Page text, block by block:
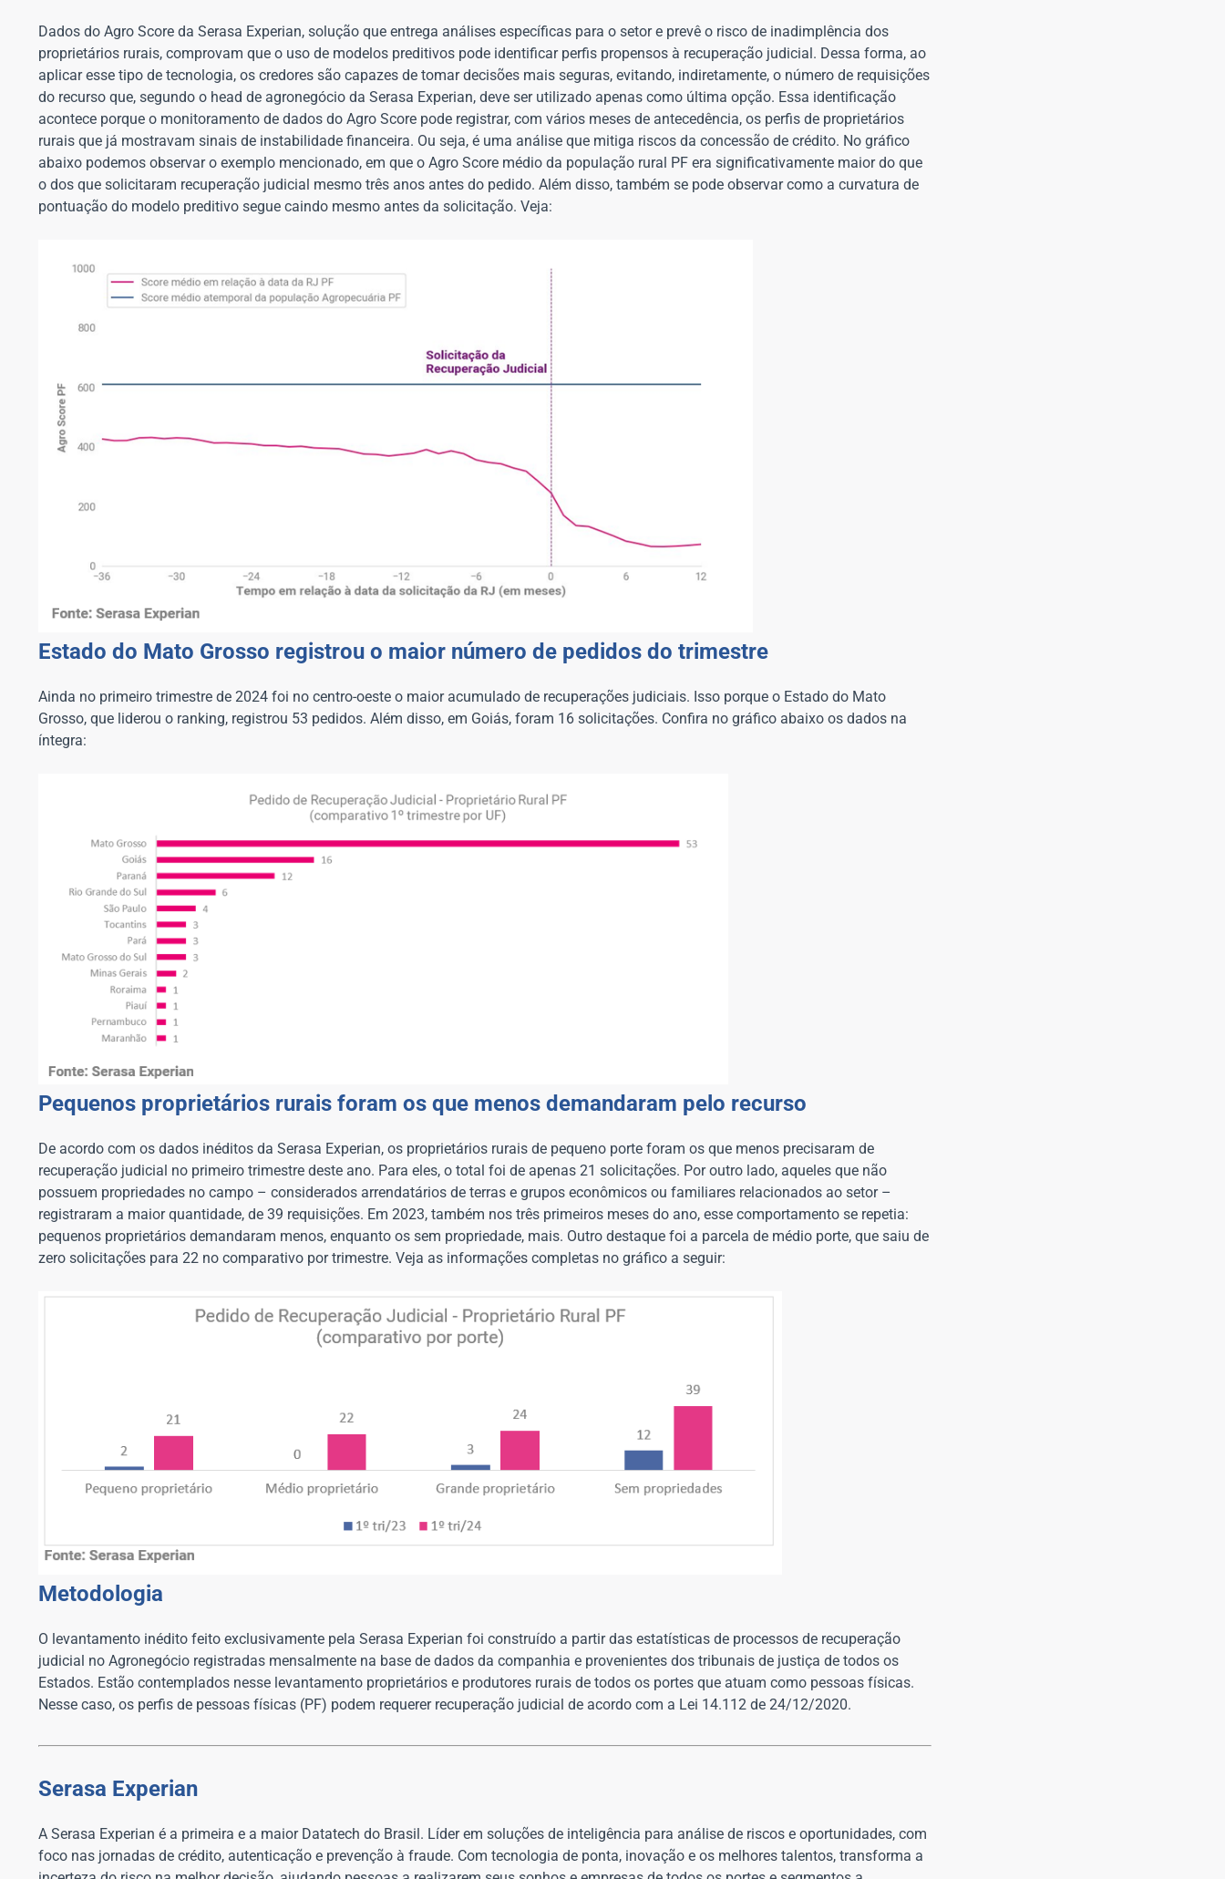
Dados do Agro Score da Serasa Experian, solução que entrega análises específicas para o setor e prevê o risco de inadimplência dos
proprietários rurais, comprovam que o uso de modelos preditivos pode identificar perfis propensos à recuperação judicial. Dessa forma, ao
aplicar esse tipo de tecnologia, os credores são capazes de tomar decisões mais seguras, evitando, indiretamente, o número de requisições
do recurso que, segundo o head de agronegócio da Serasa Experian, deve ser utilizado apenas como última opção. Essa identificação
acontece porque o monitoramento de dados do Agro Score pode registrar, com vários meses de antecedência, os perfis de proprietários
rurais que já mostravam sinais de instabilidade financeira. Ou seja, é uma análise que mitiga riscos da concessão de crédito. No gráfico
abaixo podemos observar o exemplo mencionado, em que o Agro Score médio da população rural PF era significativamente maior do que
o dos que solicitaram recuperação judicial mesmo três anos antes do pedido. Além disso, também se pode observar como a curvatura de
pontuação do modelo preditivo segue caindo mesmo antes da solicitação. Veja:
Estado do Mato Grosso registrou o maior número de pedidos do trimestre
Ainda no primeiro trimestre de 2024 foi no centro-oeste o maior acumulado de recuperações judiciais. Isso porque o Estado do Mato
Grosso, que liderou o ranking, registrou 53 pedidos. Além disso, em Goiás, foram 16 solicitações. Confira no gráfico abaixo os dados na
íntegra:
Pequenos proprietários rurais foram os que menos demandaram pelo recurso
De acordo com os dados inéditos da Serasa Experian, os proprietários rurais de pequeno porte foram os que menos precisaram de
recuperação judicial no primeiro trimestre deste ano. Para eles, o total foi de apenas 21 solicitações. Por outro lado, aqueles que não
possuem propriedades no campo – considerados arrendatários de terras e grupos econômicos ou familiares relacionados ao setor –
registraram a maior quantidade, de 39 requisições. Em 2023, também nos três primeiros meses do ano, esse comportamento se repetia:
pequenos proprietários demandaram menos, enquanto os sem propriedade, mais. Outro destaque foi a parcela de médio porte, que saiu de
zero solicitações para 22 no comparativo por trimestre. Veja as informações completas no gráfico a seguir:
Metodologia
O levantamento inédito feito exclusivamente pela Serasa Experian foi construído a partir das estatísticas de processos de recuperação
judicial no Agronegócio registradas mensalmente na base de dados da companhia e provenientes dos tribunais de justiça de todos os
Estados. Estão contemplados nesse levantamento proprietários e produtores rurais de todos os portes que atuam como pessoas físicas.
Nesse caso, os perfis de pessoas físicas (PF) podem requerer recuperação judicial de acordo com a Lei 14.112 de 24/12/2020.
Serasa Experian
A Serasa Experian é a primeira e a maior Datatech do Brasil. Líder em soluções de inteligência para análise de riscos e oportunidades, com
foco nas jornadas de crédito, autenticação e prevenção à fraude. Com tecnologia de ponta, inovação e os melhores talentos, transforma a